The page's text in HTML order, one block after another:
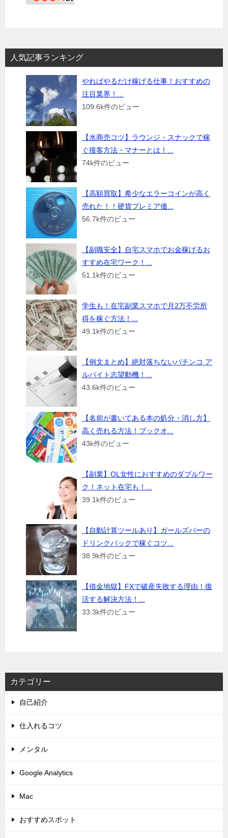
人気記事ランキング
やればやるだけ稼げる仕事！おすすめの
注目業界！...
109.6k件のビュー
【水商売コツ】ラウンジ・スナックで稼
ぐ接客方法・マナーとは！...
74k件のビュー
【高額買取】希少なエラーコインが高く
売れた！！硬貨プレミア価...
56.7k件のビュー
【副職安全】自宅スマホでお金稼げるお
すすめ在宅ワーク！...
51.1k件のビュー
学生も！在宅副業スマホで月2万不労所
得を稼ぐ方法！...
49.1k件のビュー
【例文まとめ】絶対落ちないパチンコ ア
ルバイト志望動機！...
43.6k件のビュー
【名前が書いてある本の処分・消し方】
高く売れる方法！ブックオ...
43k件のビュー
【副業】OL女性におすすめのダブルワー
ク！ネット在宅も！...
39.1k件のビュー
【自動計算ツールあり】ガールズバーの
ドリンクバックで稼ぐコツ...
38.9k件のビュー
【借金地獄】FXで破産失敗する理由！復
活する解決方法！...
33.3k件のビュー
カテゴリー
自己紹介
仕入れるコツ
メンタル
Google Analytics
Mac
おすすめスポット